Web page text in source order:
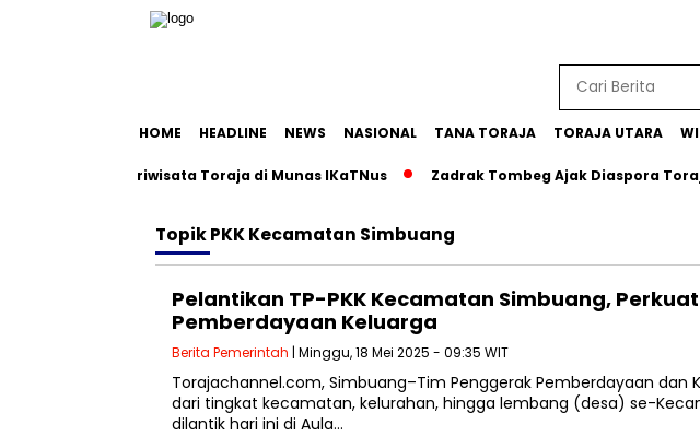
HOME HEADLINE NEWS NASIONAL TANA TORAJA TORAJA UTARA
Roadmap Pariwisata Toraja di Munas IKaTNus Zadrak Tombeg Ajak Diaspora Toraja
TopikPKK Kecamatan Simbuang
Pelantikan TP-PKK Kecamatan Simbuang,
Pemberdayaan Keluarga
Berita Pemerintah | Minggu, 18 Mei 2025 - 09:35 WIT
Torajachannel.com, Simbuang–Tim Penggerak Pemberdayaan dan
dari tingkat kecamatan, kelurahan, hingga lembang (desa) se-
dilantik hari ini di Aula…